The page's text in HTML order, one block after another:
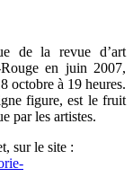
de la revue d’art
en juin 2007,
octobre à 19 heures.
figure, est le fruit
par les artistes.
sur le site :